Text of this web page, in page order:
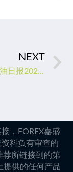
NEXT
中辉期货原油日报20230119：原油冲高受阻，关注春节期间中国需求情况
，FOREX嘉盛
料负有审查的
荐所链接到的第
提供的任何产品